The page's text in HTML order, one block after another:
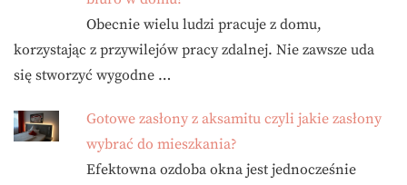
Obecnie wielu ludzi pracuje z domu,
korzystając z przywilejów pracy zdalnej. Nie zawsze uda
się stworzyć wygodne …
Gotowe zasłony z aksamitu czyli jakie zasłony
wybrać do mieszkania?
Efektowna ozdoba okna jest jednocześnie